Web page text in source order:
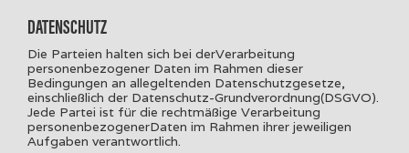
DATENSCHUTZ
Die Parteien halten sich bei derVerarbeitung
personenbezogener Daten im Rahmen dieser
Bedingungen an allegeltenden Datenschutzgesetze,
einschließlich der Datenschutz-Grundverordnung(DSGVO).
Jede Partei ist für die rechtmäßige Verarbeitung
personenbezogenerDaten im Rahmen ihrer jeweiligen
Aufgaben verantwortlich.